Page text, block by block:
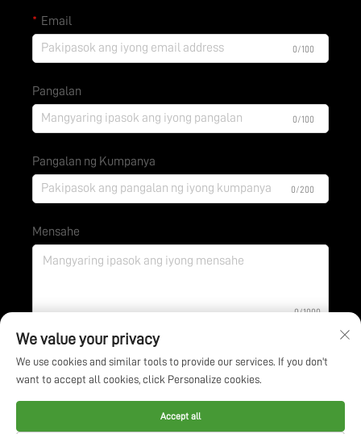
Email
0/100
Pangalan
0/100
Pangalan ng Kumpanya
0/200
Mensahe
0/1000
Isumite
Kopirait © Jiangsu BOE Environmental Protection
We value your privacy
We use cookies and similar tools to provide our services. If you don't
want to accept all cookies, click Personalize cookies.
Accept all